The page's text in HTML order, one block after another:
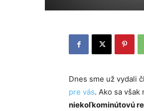
Dnes sme už vydali
pre vás. Ako sa však
niekoľkominútovú